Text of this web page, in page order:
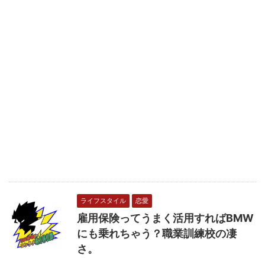
ライフスタイル 恋愛
雇用保険ってうまく活用すればBMW
にも乗れちゃう？職業訓練校の凄
さ。